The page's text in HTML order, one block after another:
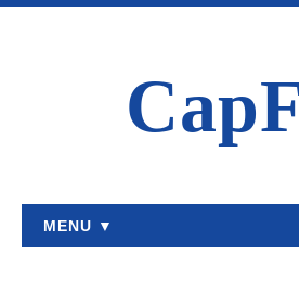
MENU ▼